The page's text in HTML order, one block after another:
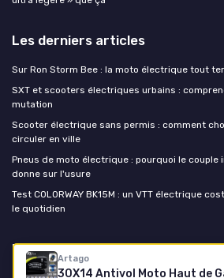
Artago
Les derniers articles
Sur Ron Storm Bee : la moto électrique tout
SXT et scooters électriques urbains :
mutation
Scooter électrique sans permis : comment
circuler en ville
Pneus de moto électrique : pourquoi le couple
donne sur l'usure
Test COLORWAY BK15M : un VTT électrique
le quotidien
Moto-électrique.net